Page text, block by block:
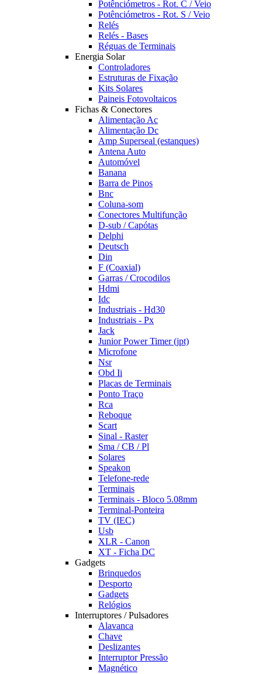
Potênciómetros - Rot. C / Veio
Potênciómetros - Rot. S / Veio
Relés
Relés - Bases
Réguas de Terminais
Energia Solar
Controladores
Estruturas de Fixação
Kits Solares
Paineis Fotovoltaicos
Fichas & Conectores
Alimentação Ac
Alimentação Dc
Amp Superseal (estanques)
Antena Auto
Automóvel
Banana
Barra de Pinos
Bnc
Coluna-som
Conectores Multifunção
D-sub / Capótas
Delphi
Deutsch
Din
F (Coaxial)
Garras / Crocodilos
Hdmi
Idc
Industriais - Hd30
Industriais - Px
Jack
Junior Power Timer (jpt)
Microfone
Nsr
Obd Ii
Placas de Terminais
Ponto Traço
Rca
Reboque
Scart
Sinal - Raster
Sma / CB / Pl
Solares
Speakon
Telefone-rede
Terminais
Terminais - Bloco 5.08mm
Terminal-Ponteira
TV (IEC)
Usb
XLR - Canon
XT - Ficha DC
Gadgets
Brinquedos
Desporto
Gadgets
Relógios
Interruptores / Pulsadores
Alavanca
Chave
Deslizantes
Interruptor Pressão
Magnético